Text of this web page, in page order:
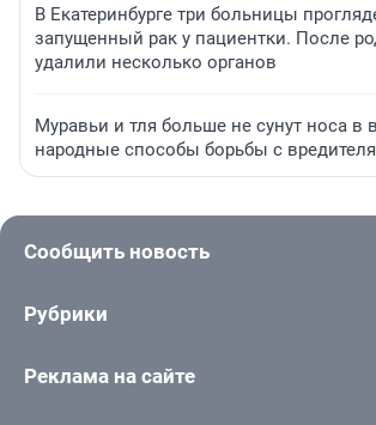
В Екатеринбурге три больницы
запущенный рак у пациентки. После
удалили несколько органов
Муравьи и тля больше не сунут носа в
народные способы борьбы с
Сообщить новость
Рубрики
Реклама на сайте